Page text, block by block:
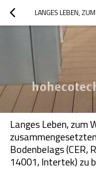
Langes Leben, zum
Bodenbelags (CER,
14001, Intertek) zu